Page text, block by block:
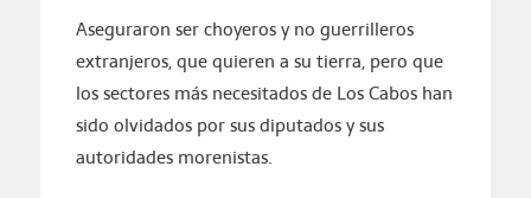
Aseguraron ser choyeros y no guerrilleros
extranjeros, que quieren a su tierra, pero que
los sectores más necesitados de Los Cabos han
sido olvidados por sus diputados y sus
autoridades morenistas.